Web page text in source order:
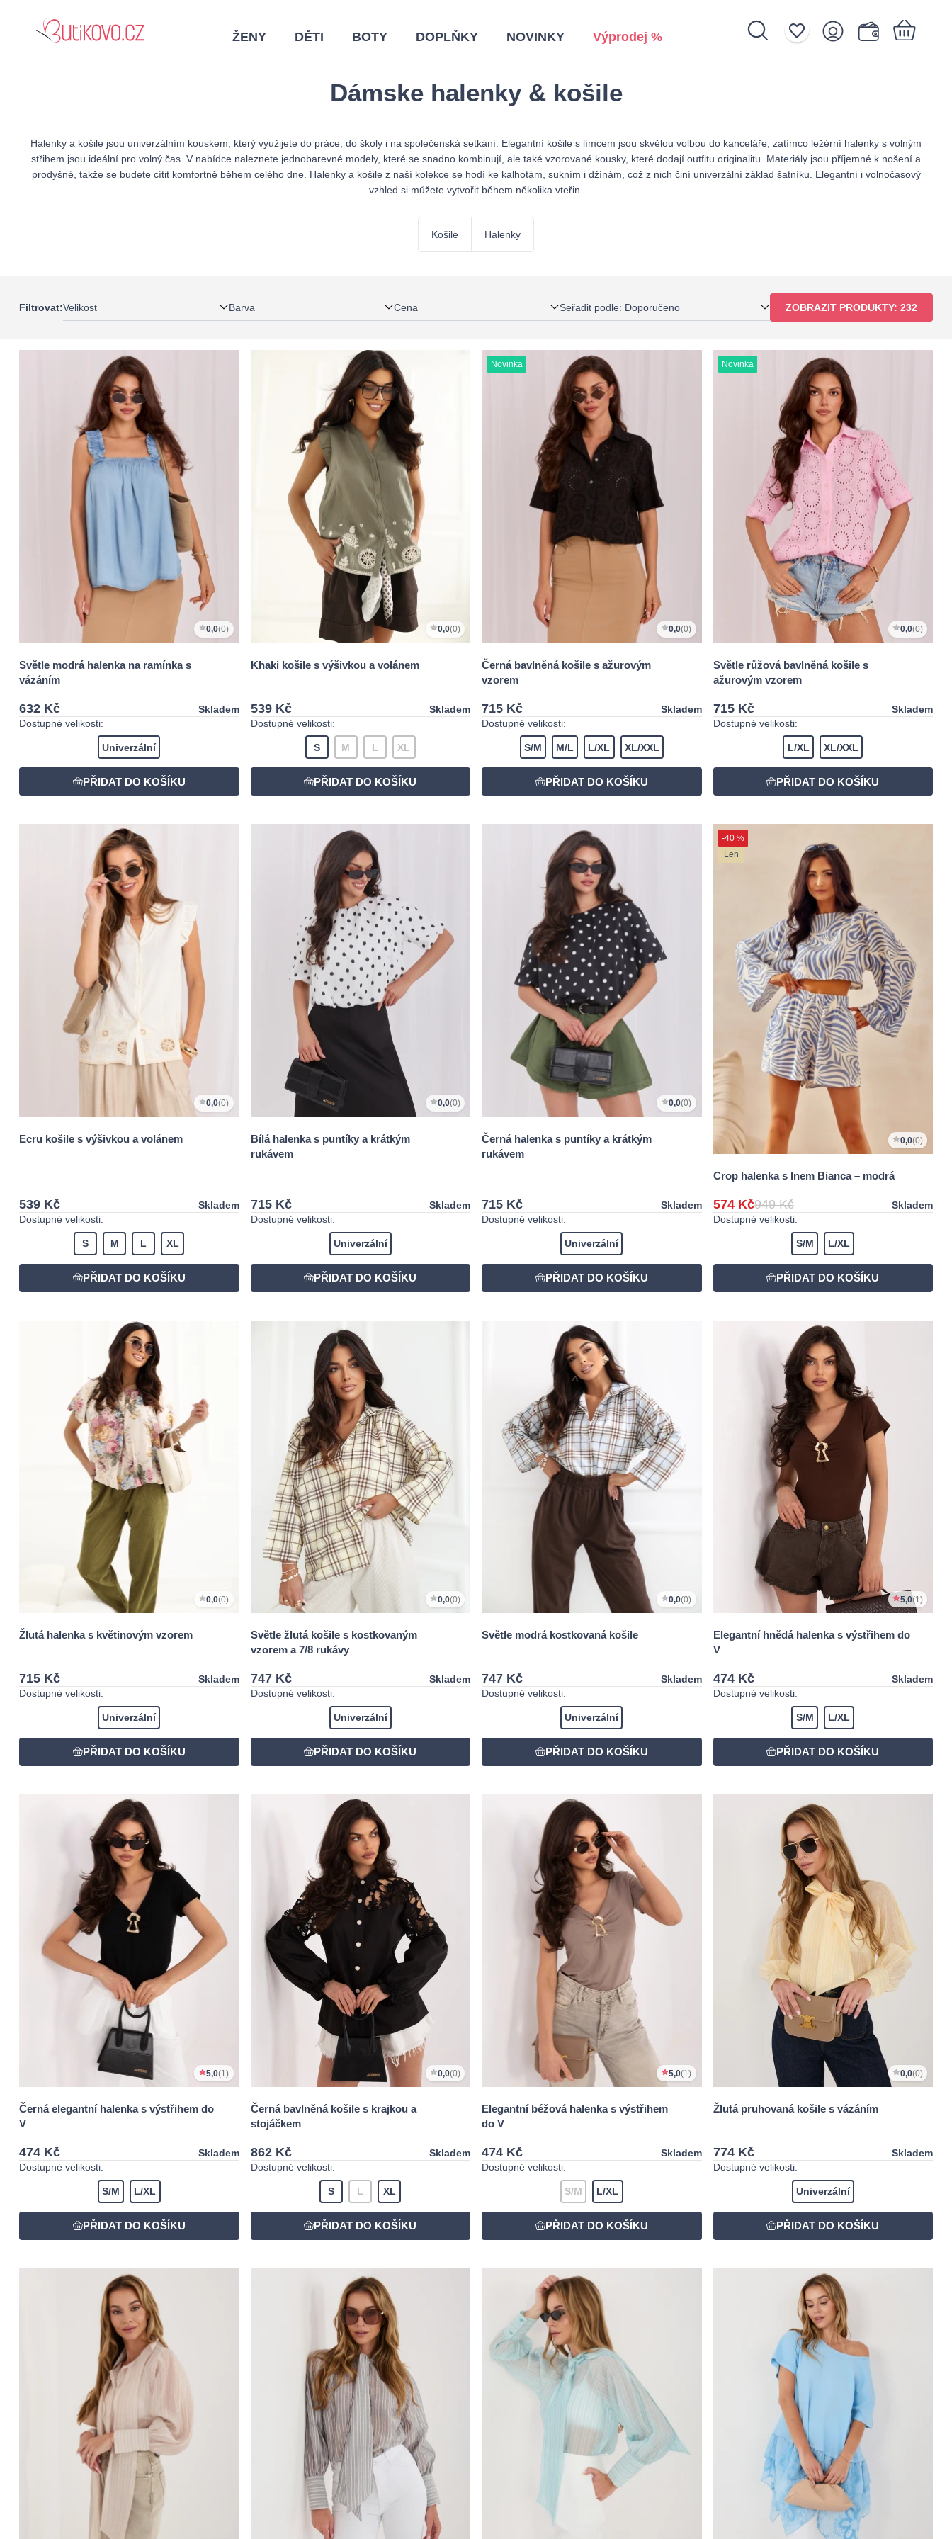
ŽENY DĚTI BOTY DOPLŇKY NOVINKY Výprodej %
Dámske halenky & košile
Halenky a košile jsou univerzálním kouskem, který využijete do práce, do školy i na společenská setkání. Elegantní košile s límcem jsou skvělou volbou do kanceláře, zatímco ležérní halenky s volným
střihem jsou ideální pro volný čas. V nabídce naleznete jednobarevné modely, které se snadno kombinují, ale také vzorované kousky, které dodají outfitu originalitu. Materiály jsou příjemné k nošení a
prodyšné, takže se budete cítit komfortně během celého dne. Halenky a košile z naší kolekce se hodí ke kalhotám, sukním i džínám, což z nich činí univerzální základ šatníku. Elegantní i volnočasový
vzhled si můžete vytvořit během několika vteřin.
Košile Halenky
Filtrovat:Velikost Barva Cena Seřadit podle: Doporučeno ZOBRAZIT PRODUKTY: 232
0,0(0)
Světle modrá halenka na ramínka s
vázáním
632 Kč
Skladem
Dostupné velikosti:
Univerzální
0,0(0)
Khaki košile s výšivkou a volánem
539 Kč
Skladem
Dostupné velikosti:
S M L XL
Novinka
0,0(0)
Černá bavlněná košile s ažurovým
vzorem
715 Kč
Skladem
Dostupné velikosti:
S/M M/L L/XL XL/XXL
Novinka
0,0(0)
Světle růžová bavlněná košile s
ažurovým vzorem
715 Kč
Skladem
Dostupné velikosti:
L/XL XL/XXL
0,0(0)
Ecru košile s výšivkou a volánem
539 Kč
Skladem
Dostupné velikosti:
S M L XL
0,0(0)
Bílá halenka s puntíky a krátkým
rukávem
715 Kč
Skladem
Dostupné velikosti:
Univerzální
0,0(0)
Černá halenka s puntíky a krátkým
rukávem
715 Kč
Skladem
Dostupné velikosti:
Univerzální
-40 %
Len
0,0(0)
Crop halenka s lnem Bianca – modrá
574 Kč949 Kč
Skladem
Dostupné velikosti:
S/M L/XL
0,0(0)
Žlutá halenka s květinovým vzorem
715 Kč
Skladem
Dostupné velikosti:
Univerzální
0,0(0)
Světle žlutá košile s kostkovaným
vzorem a 7/8 rukávy
747 Kč
Skladem
Dostupné velikosti:
Univerzální
0,0(0)
Světle modrá kostkovaná košile
747 Kč
Skladem
Dostupné velikosti:
Univerzální
5,0(1)
Elegantní hnědá halenka s výstřihem do
V
474 Kč
Skladem
Dostupné velikosti:
S/M L/XL
5,0(1)
Černá elegantní halenka s výstřihem do
V
474 Kč
Skladem
Dostupné velikosti:
S/M L/XL
0,0(0)
Černá bavlněná košile s krajkou a
stojáčkem
862 Kč
Skladem
Dostupné velikosti:
S L XL
5,0(1)
Elegantní béžová halenka s výstřihem
do V
474 Kč
Skladem
Dostupné velikosti:
S/M L/XL
0,0(0)
Žlutá pruhovaná košile s vázáním
774 Kč
Skladem
Dostupné velikosti:
Univerzální